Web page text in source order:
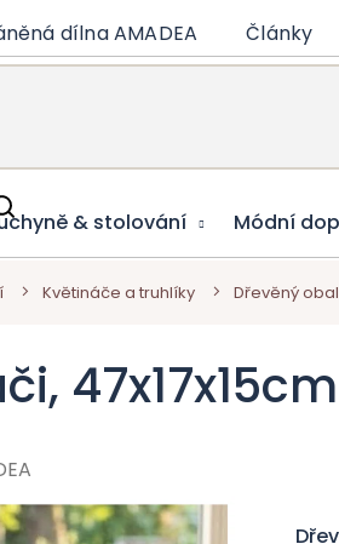
dílna AMADEA Články
& stolování Módní
Květináče a truhlíky Dřevěný